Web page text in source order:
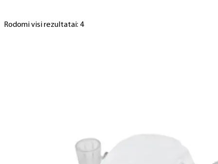
Rodomi visi rezultatai: 4